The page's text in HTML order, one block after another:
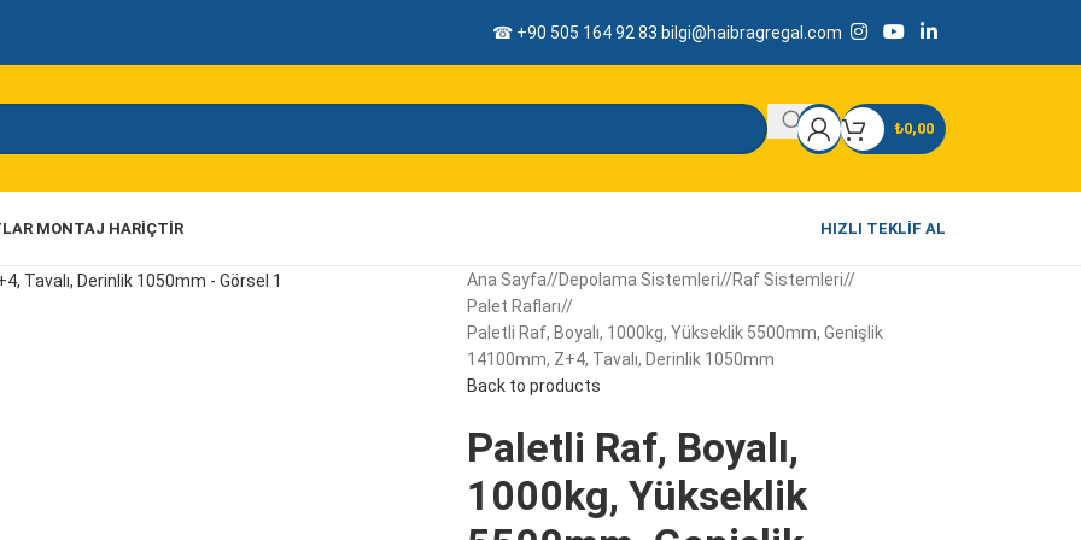
☎ +90 505 164 92 83 bilgi@haibragregal.com
₺0,00
MONTAJ HARIÇTIR HIZLI TEKLIF AL
Ana Sayfa/ Depolama Sistemleri/ Raf Sistemleri/
Palet Rafları/
Paletli Raf, Boyalı, 1000kg, Yükseklik 5500mm, Genişlik
14100mm, Z+4, Tavalı, Derinlik 1050mm
Back to products
Paletli Raf, Boyalı,
1000kg, Yükseklik